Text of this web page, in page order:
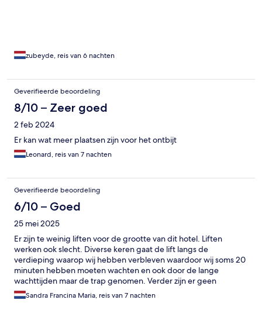
zubeyde, reis van 6 nachten
Geverifieerde beoordeling
8/10 – Zeer goed
2 feb 2024
Er kan wat meer plaatsen zijn voor het ontbijt
Leonard, reis van 7 nachten
Geverifieerde beoordeling
6/10 – Goed
25 mei 2025
Er zijn te weinig liften voor de grootte van dit hotel. Liften
werken ook slecht. Diverse keren gaat de lift langs de
verdieping waarop wij hebben verbleven waardoor wij soms 20
minuten hebben moeten wachten en ook door de lange
wachttijden maar de trap genomen. Verder zijn er geen
activiteiten om in het hotel te doen. Een beetje een saai hotel.
Het grootste gedeelte van het personeel kan helemaal geen
Sandra Francina Maria, reis van 7 nachten